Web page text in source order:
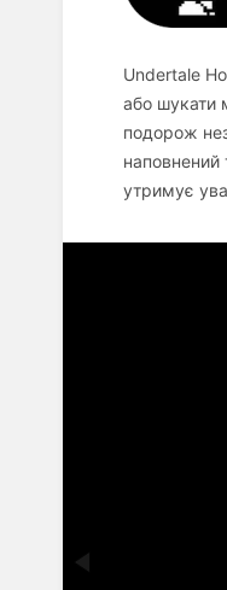
Undertale
або шукати
подорож
утримує